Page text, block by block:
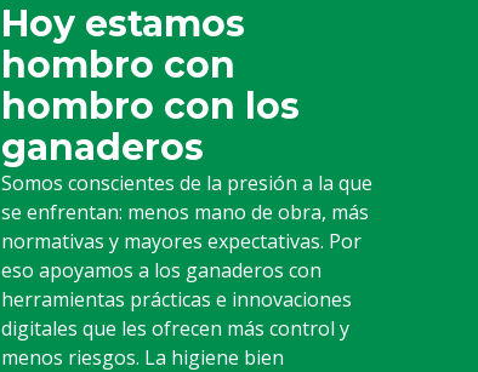
Hoy estamos
hombro con
hombro con los
ganaderos
Somos conscientes de la presión a la que
se enfrentan: menos mano de obra, más
normativas y mayores expectativas. Por
eso apoyamos a los ganaderos con
herramientas prácticas e innovaciones
digitales que les ofrecen más control y
menos riesgos. La higiene bien